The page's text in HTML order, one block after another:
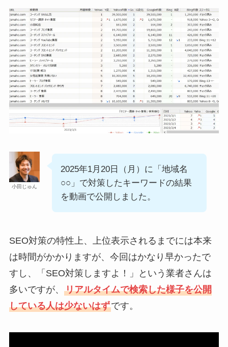
小田じゅん
2025年1月20日（月）に「地域名
○○」で対策したキーワードの結果
を動画で公開しました。
SEO対策の特性上、上位表示されるまでには本来
は時間がかかりますが、今回はかなり早かったで
すし、「SEO対策しますよ！」という業者さんは
多いですが、 リアルタイムで検索した様子を公開
している人は少ないはずです。